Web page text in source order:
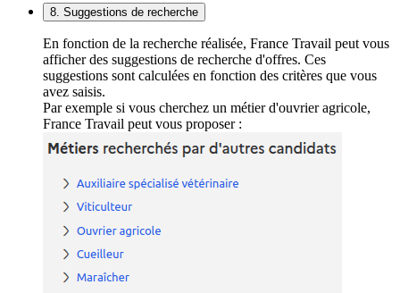
8. Suggestions de recherche
En fonction de la recherche réalisée, France Travail peut vous
afficher des suggestions de recherche d'offres. Ces
suggestions sont calculées en fonction des critères que vous
avez saisis.
Par exemple si vous cherchez un métier d'ouvrier agricole,
France Travail peut vous proposer :